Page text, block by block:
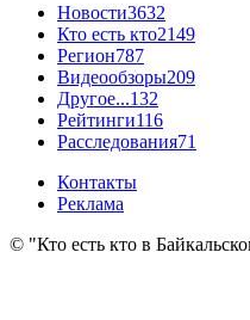
Новости3632
Кто есть кто2149
Регион787
Видеообзоры209
Другое...132
Рейтинги116
Расследования71
Контакты
Реклама
© "Кто есть кто в